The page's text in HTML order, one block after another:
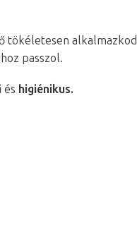
tökéletesen
passzol.
és higiénikus.